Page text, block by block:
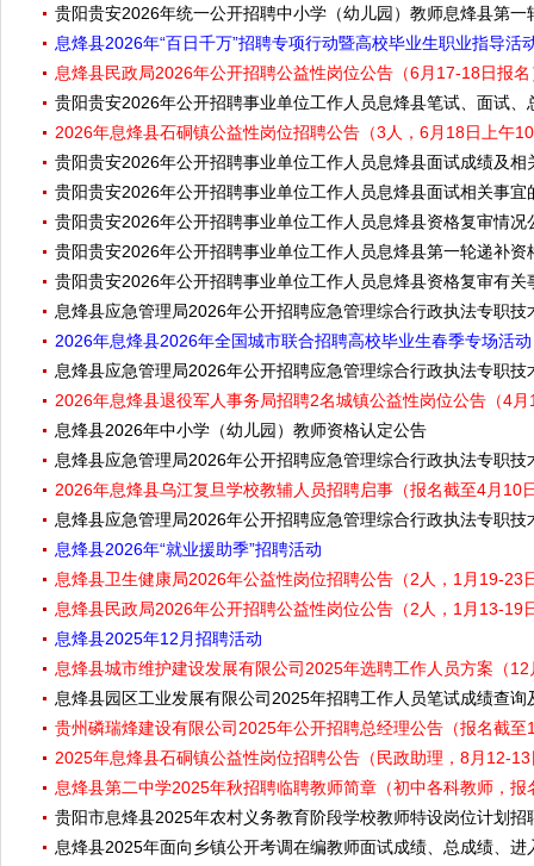
贵阳贵安2026年统一公开招聘中小学（幼儿园）教师息烽县第一
息烽县2026年“百日千万”招聘专项行动暨高校毕业生职业指导活
息烽县民政局2026年公开招聘公益性岗位公告（6月17-18日报名
贵阳贵安2026年公开招聘事业单位工作人员息烽县笔试、面试
2026年息烽县石硐镇公益性岗位招聘公告（3人，6月18日上午
贵阳贵安2026年公开招聘事业单位工作人员息烽县面试成绩及相
贵阳贵安2026年公开招聘事业单位工作人员息烽县面试相关事宜
贵阳贵安2026年公开招聘事业单位工作人员息烽县资格复审情况
贵阳贵安2026年公开招聘事业单位工作人员息烽县第一轮递补资
贵阳贵安2026年公开招聘事业单位工作人员息烽县资格复审有关
息烽县应急管理局2026年公开招聘应急管理综合行政执法专职
2026年息烽县2026年全国城市联合招聘高校毕业生春季专场活动
息烽县应急管理局2026年公开招聘应急管理综合行政执法专职
2026年息烽县退役军人事务局招聘2名城镇公益性岗位公告（4
息烽县2026年中小学（幼儿园）教师资格认定公告
息烽县应急管理局2026年公开招聘应急管理综合行政执法专职
2026年息烽县乌江复旦学校教辅人员招聘启事（报名截至4月10
息烽县应急管理局2026年公开招聘应急管理综合行政执法专职
息烽县2026年“就业援助季”招聘活动
息烽县卫生健康局2026年公益性岗位招聘公告（2人，1月19-23
息烽县民政局2026年公开招聘公益性岗位公告（2人，1月13-19
息烽县2025年12月招聘活动
息烽县城市维护建设发展有限公司2025年选聘工作人员方案（
息烽县园区工业发展有限公司2025年招聘工作人员笔试成绩查
贵州磷瑞烽建设有限公司2025年公开招聘总经理公告（报名截至
2025年息烽县石硐镇公益性岗位招聘公告（民政助理，8月12-
息烽县第二中学2025年秋招聘临聘教师简章（初中各科教师，报
贵阳市息烽县2025年农村义务教育阶段学校教师特设岗位计划招
息烽县2025年面向乡镇公开考调在编教师面试成绩、总成绩、